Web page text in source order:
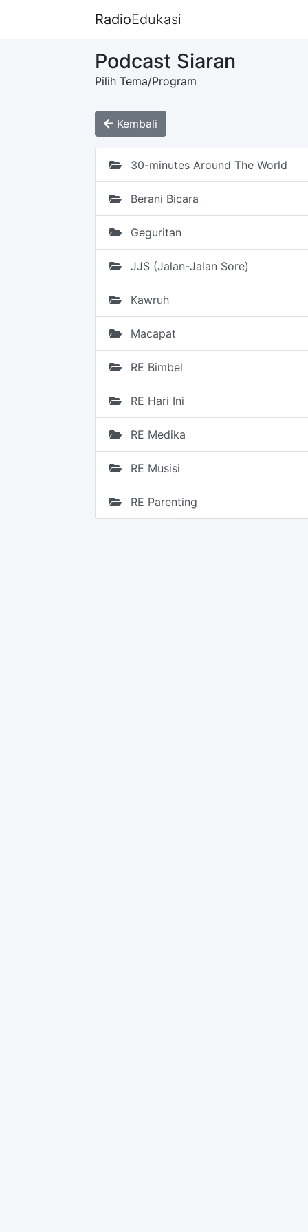
RadioEdukasi
Podcast Siaran
Pilih Tema/Program
Kembali
30-minutes Around The World
Berani Bicara
Geguritan
JJS (Jalan-Jalan Sore)
Kawruh
Macapat
RE Bimbel
RE Hari Ini
RE Medika
RE Musisi
RE Parenting